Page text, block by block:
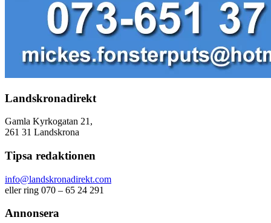
Landskronadirekt
Gamla Kyrkogatan 21,
261 31 Landskrona
Tipsa redaktionen
info@landskronadirekt.com
eller ring 070 – 65 24 291
Annonsera